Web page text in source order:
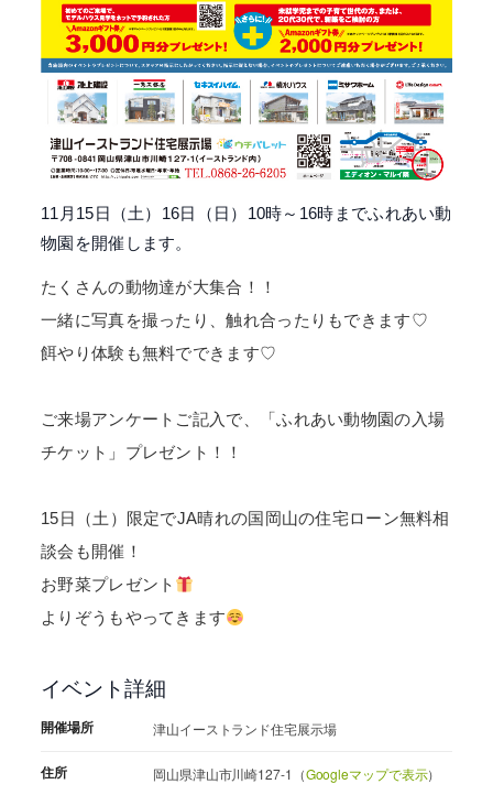
11月15日（土）16日（日）10時～16時までふれあい動
物園を開催します。
たくさんの動物達が大集合！！
一緒に写真を撮ったり、触れ合ったりもできます♡
餌やり体験も無料でできます♡
ご来場アンケートご記入で、「ふれあい動物園の入場
チケット」プレゼント！！
15日（土）限定でJA晴れの国岡山の住宅ローン無料相
談会も開催！
お野菜プレゼント
よりぞうもやってきます
イベント詳細
開催場所 津山イーストランド住宅展示場
住所 岡山県津山市川崎127-1（Googleマップで表示）